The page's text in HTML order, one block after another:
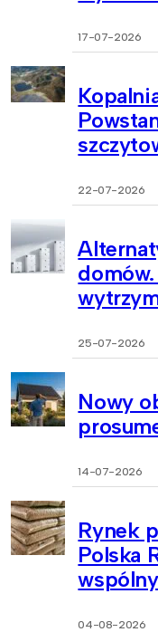
17-07-2026
22-07-2026
25-07-2026
Nowy
14-07-2026
Rynek
Polska
04-08-2026